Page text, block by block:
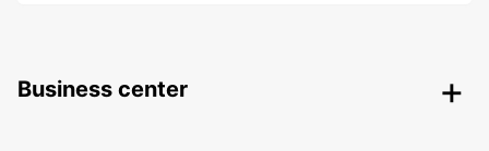
Business center